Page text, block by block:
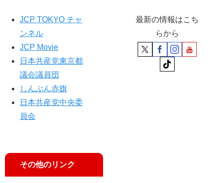
JCP TOKYO チャ
ンネル
JCP Movie
日本共産党東京都
議会議員団
しんぶん赤旗
日本共産党中央委
員会
その他のリンク
最新の情報はこち
らから